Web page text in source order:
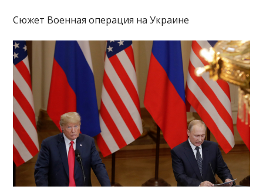
Сюжет Военная операция на Украине